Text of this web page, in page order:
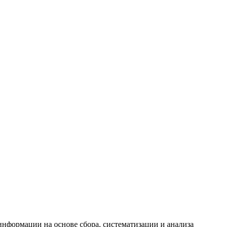
на основе сбора, систематизации и анализа